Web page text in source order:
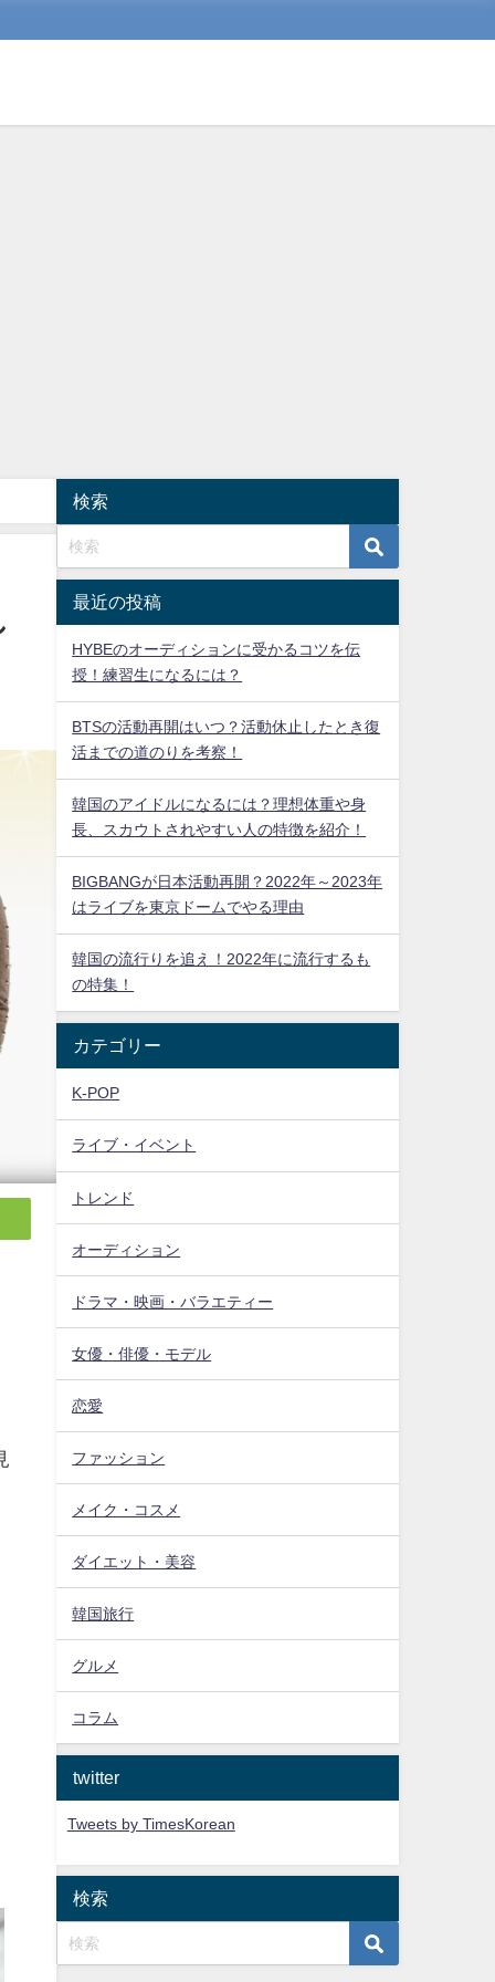
検索
最近の投稿
HYBEのオーディションに受かるコツを伝
授！練習生になるには？
BTSの活動再開はいつ？活動休止したとき復
活までの道のりを考察！
韓国のアイドルになるには？理想体重や身
長、スカウトされやすい人の特徴を紹介！
BIGBANGが日本活動再開？2022年～2023年
はライブを東京ドームでやる理由
韓国の流行りを追え！2022年に流行するも
の特集！
カテゴリー
K-POP
ライブ・イベント
トレンド
オーディション
ドラマ・映画・バラエティー
女優・俳優・モデル
恋愛
ファッション
メイク・コスメ
ダイエット・美容
韓国旅行
グルメ
コラム
twitter
Tweets by TimesKorean
検索